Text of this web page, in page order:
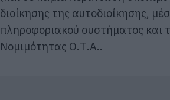
διοίκησης της αυτοδιοίκησης,
πληροφοριακού συστήματος και
Νομιμότητας Ο.Τ.Α..